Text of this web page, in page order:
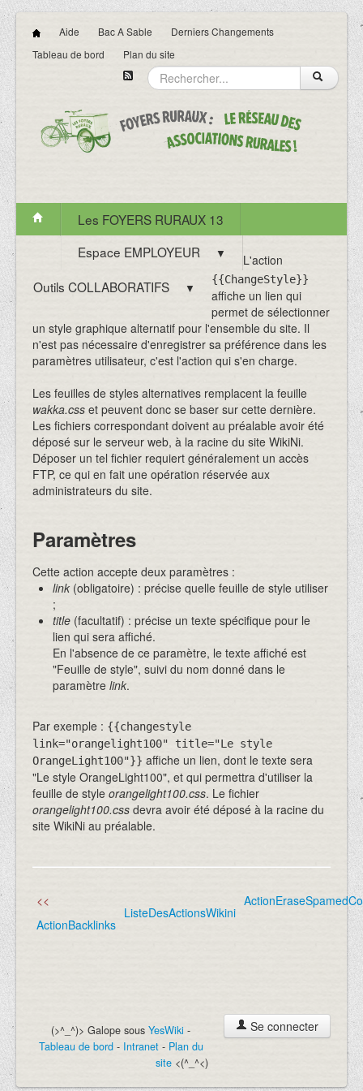
Aide Bac A Sable
Derniers Changements
Tableau de bord
Plan du site
Les FOYERS RURAUX 13
Espace EMPLOYEUR
▼
Outils COLLABORATIFS ▼
L'action
{{ChangeStyle}}
affiche un lien qui
permet de sélectionner
un style graphique alternatif pour l'ensemble du site. Il
n'est pas nécessaire d'enregistrer sa préférence dans les
paramètres utilisateur, c'est l'action qui s'en charge.
Les feuilles de styles alternatives remplacent la feuille
wakka.css et peuvent donc se baser sur cette dernière.
Les fichiers correspondant doivent au préalable avoir été
déposé sur le serveur web, à la racine du site WikiNi.
Déposer un tel fichier requiert généralement un accès
FTP, ce qui en fait une opération réservée aux
administrateurs du site.
Paramètres
Cette action accepte deux paramètres :
link (obligatoire) : précise quelle feuille de style utiliser
;
title (facultatif) : précise un texte spécifique pour le
lien qui sera affiché.
En l'absence de ce paramètre, le texte affiché est
"Feuille de style", suivi du nom donné dans le
paramètre link.
Par exemple : {{changestyle
link="orangelight100" title="Le style
OrangeLight100"}} affiche un lien, dont le texte sera
"Le style OrangeLight100", et qui permettra d'utiliser la
feuille de style orangelight100.css. Le fichier
orangelight100.css devra avoir été déposé à la racine du
site WikiNi au préalable.
<<
ActionBacklinks
ListeDesActionsWikini
Se connecter
(>^_^)> Galope sous YesWiki -
Tableau de bord- Intranet- Plan du
site<(^_^<)